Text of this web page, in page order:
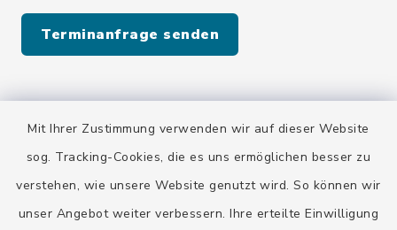
Mit Ihrer Zustimmung verwenden wir auf dieser Website
sog. Tracking-Cookies, die es uns ermöglichen besser zu
verstehen, wie unsere Website genutzt wird. So können wir
unser Angebot weiter verbessern. Ihre erteilte Einwilligung
Terminanfrage senden
Quicklinks
Stadt Wolfratshausen